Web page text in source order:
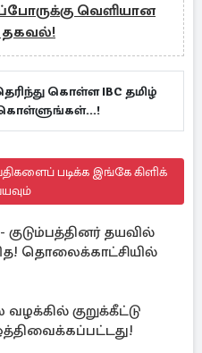
வெளியான
தகவல்!
கொள்ள IBC தமிழ்
படிக்க இங்கே கிளிக்
தயவில்
தொலைக்காட்சியில்
குறுக்கீட்டு